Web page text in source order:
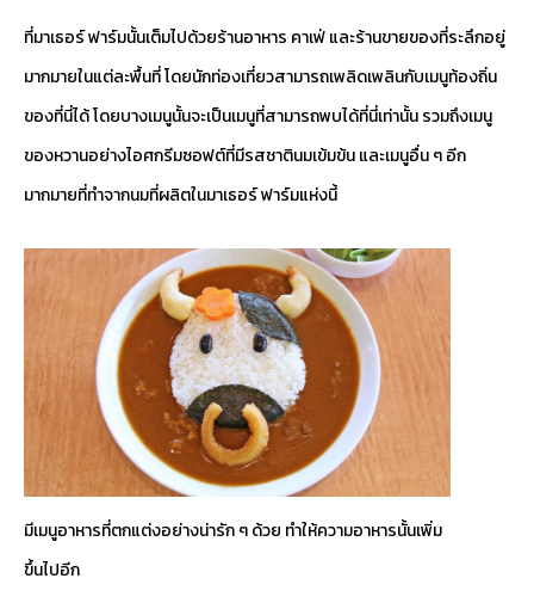
ที่มาเธอร์ ฟาร์มนั้นเต็มไปด้วยร้านอาหาร คาเฟ่ และร้านขายของที่ระลึกอยู่
มากมายในแต่ละพื้นที่ โดยนักท่องเที่ยวสามารถเพลิดเพลินกับเมนูท้องถิ่น
ของที่นี่ได้ โดยบางเมนูนั้นจะเป็นเมนูที่สามารถพบได้ที่นี่เท่านั้น รวมถึงเมนู
ของหวานอย่างไอศกรีมซอฟต์ที่มีรสชาตินมเข้มข้น และเมนูอื่น ๆ อีก
มากมายที่ทำจากนมที่ผลิตในมาเธอร์ ฟาร์มแห่งนี้
มีเมนูอาหารที่ตกแต่งอย่างน่ารัก ๆ ด้วย ทำให้ความอาหารนั้นเพิ่ม
ขึ้นไปอีก